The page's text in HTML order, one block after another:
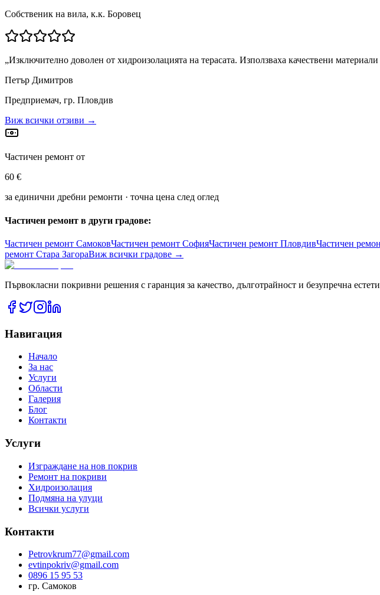
Собственик на вила, к.к. Боровец
„Изключително доволен от хидроизолацията на терасата. Използваха качествени
Петър Димитров
Предприемач, гр. Пловдив
Виж всички отзиви →
Частичен ремонт от
60 €
за единични дребни ремонти · точна цена след оглед
Частичен ремонт в други градове:
Частичен ремонт СамоковЧастичен ремонт СофияЧастичен ремонт ПловдивЧастичен
ремонт Стара ЗагораВиж всички градове →
Първокласни покривни решения с гаранция за качество, дълготрайност и безупречна
Навигация
Начало
За нас
Услуги
Области
Галерия
Блог
Контакти
Услуги
Изграждане на нов покрив
Ремонт на покриви
Хидроизолация
Подмяна на улуци
Всички услуги
Контакти
Petrovkrum77@gmail.com
evtinpokriv@gmail.com
0896 15 95 53
гр. Самоков